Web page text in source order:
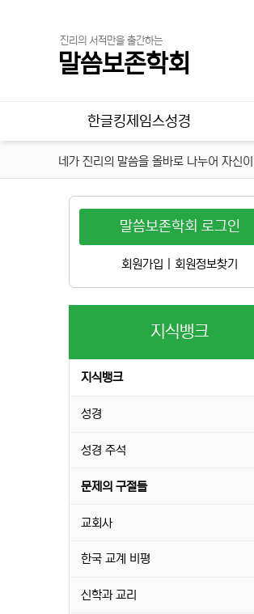
진리의 서적만을 출간하는
말씀보존학회
한글킹제임스성경
네가 진리의 말씀을 올바로 나누어 자신
말씀보존학회 로그인
회원가입 회원정보찾기
지식뱅크
지식뱅크
성경
성경 주석
문제의 구절들
교회사
한국 교계 비평
신학과 교리